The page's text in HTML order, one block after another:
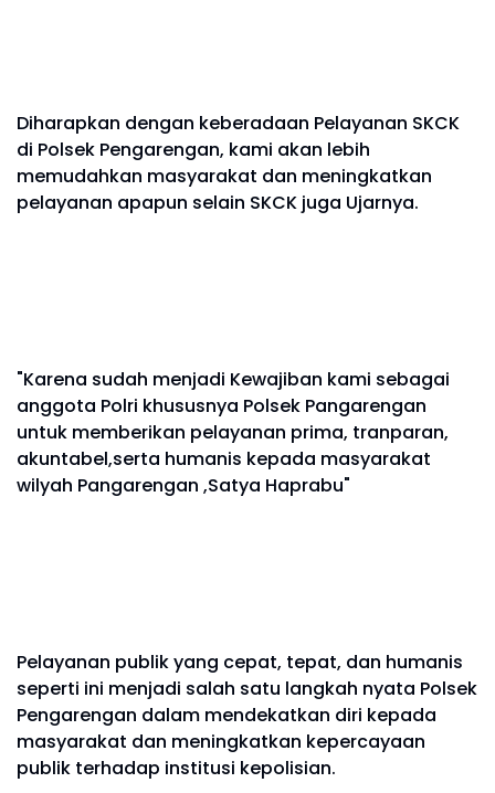
Diharapkan dengan keberadaan Pelayanan SKCK
di Polsek Pengarengan, kami akan lebih
memudahkan masyarakat dan meningkatkan
pelayanan apapun selain SKCK juga Ujarnya.
"Karena sudah menjadi Kewajiban kami sebagai
anggota Polri khususnya Polsek Pangarengan
untuk memberikan pelayanan prima, tranparan,
akuntabel,serta humanis kepada masyarakat
wilyah Pangarengan ,Satya Haprabu"
Pelayanan publik yang cepat, tepat, dan humanis
seperti ini menjadi salah satu langkah nyata Polsek
Pengarengan dalam mendekatkan diri kepada
masyarakat dan meningkatkan kepercayaan
publik terhadap institusi kepolisian.